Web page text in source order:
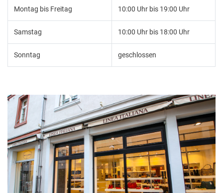
Montag bis Freitag 10:00 Uhr bis 19:00 Uhr
Samstag 10:00 Uhr bis 18:00 Uhr
Sonntag geschlossen